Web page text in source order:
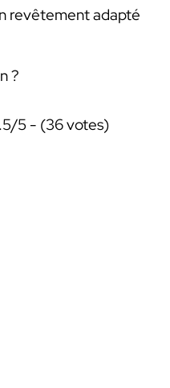
revêtement adapté
?
5 - (36 votes)